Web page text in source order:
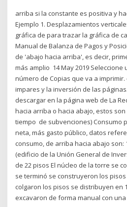
arriba si la constante es positiva y
Ejemplo 1. Desplazamientos
gráfica de para trazar la gráfica de
Manual de Balanza de Pagos y
de 'abajo hacia arriba', es decir,
más amplio 14 May 2019 Seleccione
número de Copias que va a
impares y la inversión de las
descargar en la página web de La
hacia arriba o hacia abajo, estos
tiempo de subvenciones) Consumo
neta, más gasto público, datos
consumo, de arriba hacia abajo son:
(edificio de la Unión General de
de 22 pisos El núcleo de la torre se
se terminó se construyeron los
colgaron los pisos se distribuyen en
excavaron de forma manual con